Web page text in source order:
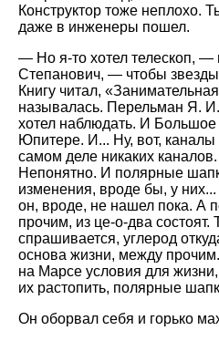
Конструктор тоже неплохо.
даже в инженеры пошел.
— Но я-то хотел телескоп, —
Степанович, — чтобы
Книгу читал,
называлась. Перельман Я.
хотел наблюдать. И Большое
Юпитере. И... Ну, вот,
самом деле никаких
Непонятно. И полярные
изменения, вроде бы, у
он, вроде, не нашел пока. А
прочим, из це-о-два состоят.
спрашивается, углерод
основа жизни, между
на Марсе условия для
их растопить, полярные
Он оборвал себя и горько